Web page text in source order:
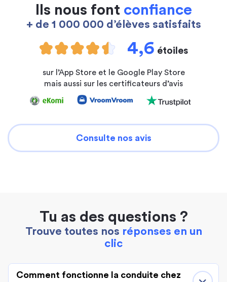
Ils nous font confiance
+ de 1 000 000 d’élèves satisfaits
4,6 étoiles
sur l’App Store et le Google Play Store
mais aussi sur les certificateurs d’avis
Consulte nos avis
Tu as des questions ?
Trouve toutes nos réponses en un
clic
Comment fonctionne la conduite chez